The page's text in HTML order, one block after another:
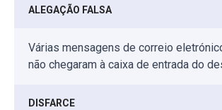
ALEGAÇÃO FALSA
Várias mensagens de correio
não chegaram à caixa de entrada do
DISFARCE